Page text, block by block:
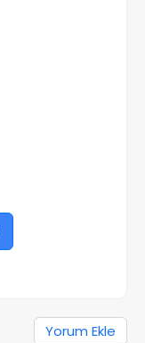
Yorum Ekle